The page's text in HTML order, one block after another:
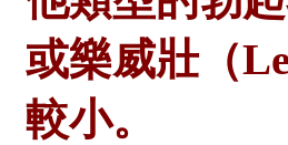
或樂威壯（
較小。